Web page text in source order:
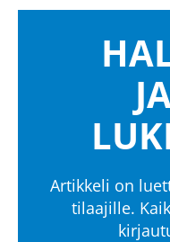
Artikkeli on
tilaajille.